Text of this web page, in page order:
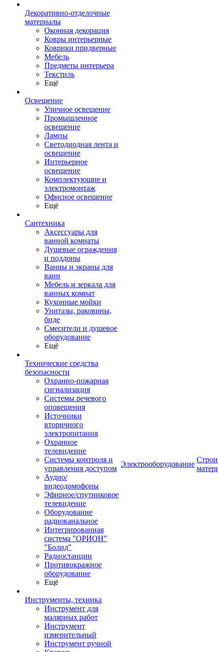
Декоративно-отделочные
материалы
Оконная декорация
Ковры интерьерные
Коврики придверные
Мебель
Предметы интерьера
Текстиль
Ещё
Освещение
Уличное освещение
Промышленное
освещение
Лампы
Светодиодная лента и
освещение
Интерьерное
освещение
Комплектующие и
электромонтаж
Офисное освещение
Ещё
Сантехника
Аксессуары для
ванной комнаты
Душевые ограждения
и поддоны
Ванны и экраны для
ванн
Мебель и зеркала для
ванных комнат
Кухонные мойки
Унитазы, раковины,
биде
Смесители и душевое
оборудование
Ещё
Технические средства
безопасности
Охранно-пожарная
сигнализация
Системы речевого
оповещения
Источники
вторичного
электропитания
Охранное
телевидение
Системы контроля и
управления доступом
Аудио/
видеодомофоны
Эфирное/спутниковое
телевидение
Оборудование
радиоканальное
Интегрированная
система "ОРИОН"
"Болид"
Радиостанции
Противокражное
оборудование
Ещё
Инструменты, техника
Инструмент для
малярных работ
Инструмент
измерительный
Инструмент ручной
Электрооборудование